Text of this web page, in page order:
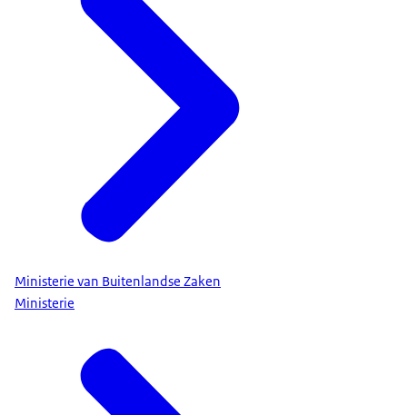
Ministerie van Buitenlandse Zaken
Ministerie